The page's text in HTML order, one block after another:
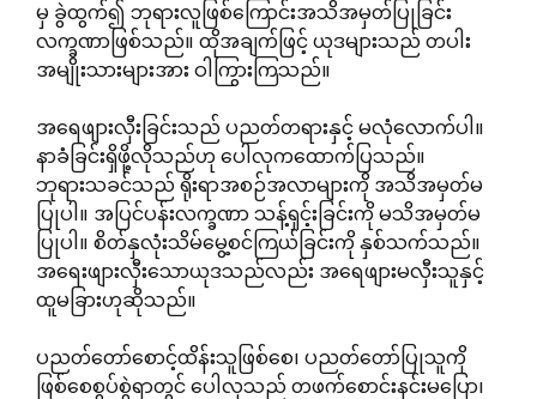
မှ ခွဲထွက်၍ ဘုရားလူဖြစ်ကြောင်းအသိအမှတ်ပြုခြင်း
လက္ခဏာဖြစ်သည်။ ထိုအချက်ဖြင့် ယုဒများသည် တပါး
အမျိုးသားများအား ဝါကြွားကြသည်။
အရေဖျားလှီးခြင်းသည် ပညတ်တရားနှင့် မလုံလောက်ပါ။
နာခံခြင်းရှိဖို့လိုသည်ဟု ပေါလုကထောက်ပြသည်။
ဘုရားသခင်သည် ရိုးရာအစဉ်အလာများကို အသိအမှတ်မ
ပြုပါ။ အပြင်ပန်းလက္ခဏာ သန့်ရှင့်းခြင်းကို မသိအမှတ်မ
ပြုပါ။ စိတ်နှလုံးသိမ်မွေ့စင်ကြယ်ခြင်းကို နှစ်သက်သည်။
အရေးဖျားလှီးသောယုဒသည်လည်း အရေဖျားမလှီးသူနှင့်
ထူမခြားဟုဆိုသည်။
ပညတ်တော်စောင့်ထိန်းသူဖြစ်စေ၊ ပညတ်တော်ပြုသူကို
ဖြစ်စေစွပ်စွဲရာတွင် ပေါလုသည် တဖက်စောင်းနင်းမပြော၊